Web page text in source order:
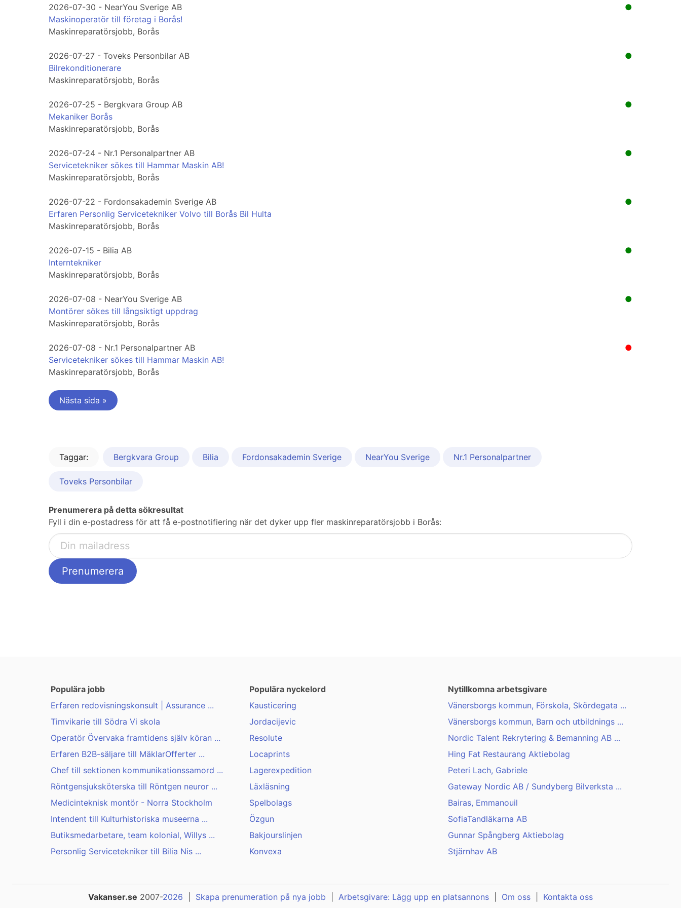
●
2026-07-30 - NearYou Sverige AB
Maskinoperatör till företag i Borås!
Maskinreparatörsjobb, Borås
●
2026-07-27 - Toveks Personbilar AB
Bilrekonditionerare
Maskinreparatörsjobb, Borås
●
2026-07-25 - Bergkvara Group AB
Mekaniker Borås
Maskinreparatörsjobb, Borås
●
2026-07-24 - Nr.1 Personalpartner AB
Servicetekniker sökes till Hammar Maskin AB!
Maskinreparatörsjobb, Borås
●
2026-07-22 - Fordonsakademin Sverige AB
Erfaren Personlig Servicetekniker Volvo till Borås Bil Hulta
Maskinreparatörsjobb, Borås
●
2026-07-15 - Bilia AB
Interntekniker
Maskinreparatörsjobb, Borås
●
2026-07-08 - NearYou Sverige AB
Montörer sökes till långsiktigt uppdrag
Maskinreparatörsjobb, Borås
●
2026-07-08 - Nr.1 Personalpartner AB
Servicetekniker sökes till Hammar Maskin AB!
Maskinreparatörsjobb, Borås
Nästa sida »
Taggar: Bergkvara Group Bilia Fordonsakademin Sverige NearYou Sverige Nr.1 Personalpartner
Toveks Personbilar
Prenumerera på detta sökresultat
Fyll i din e-postadress för att få e-postnotifiering när det dyker upp fler maskinreparatörsjobb i Borås:
Populära jobb
Erfaren redovisningskonsult | Assurance ...
Timvikarie till Södra Vi skola
Operatör Övervaka framtidens själv köran ...
Erfaren B2B-säljare till MäklarOfferter ...
Chef till sektionen kommunikationssamord ...
Röntgensjuksköterska till Röntgen neuror ...
Medicinteknisk montör - Norra Stockholm
Intendent till Kulturhistoriska museerna ...
Butiksmedarbetare, team kolonial, Willys ...
Personlig Servicetekniker till Bilia Nis ...
Populära nyckelord
Kausticering
Jordacijevic
Resolute
Locaprints
Lagerexpedition
Läxläsning
Spelbolags
Özgun
Bakjourslinjen
Konvexa
Nytillkomna arbetsgivare
Vänersborgs kommun, Förskola, Skördegata ...
Vänersborgs kommun, Barn och utbildnings ...
Nordic Talent Rekrytering & Bemanning AB ...
Hing Fat Restaurang Aktiebolag
Peteri Lach, Gabriele
Gateway Nordic AB / Sundyberg Bilverksta ...
Bairas, Emmanouil
SofiaTandläkarna AB
Gunnar Spångberg Aktiebolag
Stjärnhav AB
Vakanser.se 2007-2026 Skapa prenumeration på nya jobb Arbetsgivare: Lägg upp en platsannons Om oss Kontakta oss